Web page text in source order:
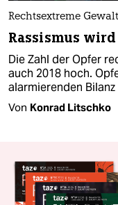
Rechtsextreme
Rassismus
Die Zahl der Opfer
auch 2018 hoch.
alarmierenden Bilanz
Von Konrad Litschko